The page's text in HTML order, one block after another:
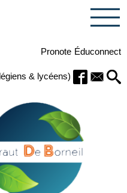
Pronote Éduconnect
& lycéens)